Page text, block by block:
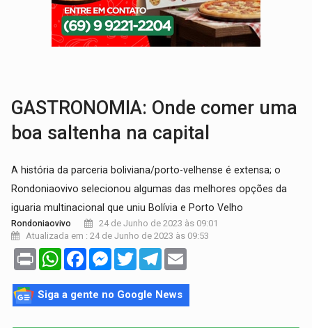
Publicação Legal:CONVOCAÇÃO DAS ELEIÇÕES:
RO EMPREENDEDORA: 2ª edição da feira começa nesta quinta-feira (6) no
GASTRONOMIA: Onde comer uma
boa saltenha na capital
A história da parceria boliviana/porto-velhense é extensa; o
Rondoniaovivo selecionou algumas das melhores opções da
iguaria multinacional que uniu Bolívia e Porto Velho
Rondoniaovivo
24 de Junho de 2023 às 09:01
Atualizada em : 24 de Junho de 2023 às 09:53
Print WhatsAppFacebookMessenger
TwitterTelegram
Siga a gente no Google News